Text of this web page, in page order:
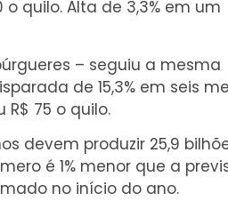
o quilo. Alta de 3,3% em um
– seguiu a mesma
de 15,3% em seis
R$ 75 o quilo.
devem produzir 25,9
é 1% menor que a
no início do ano.